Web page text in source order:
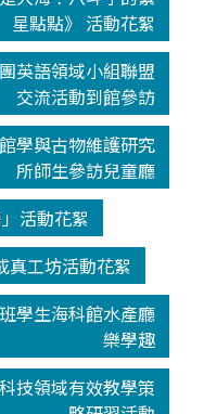
星點點》 活動花絮
英語領域小組聯盟
交流活動到館參訪
學與古物維護研究
所師生參訪兒童廳
活動花絮
工坊活動花絮
學生海科館水產廳
樂學趣
技領域有效教學策